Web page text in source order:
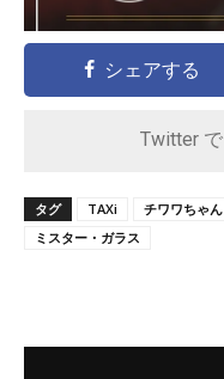
シェアする
Twitter で
タグ TAXi チワワちゃん
ミスター・ガラス